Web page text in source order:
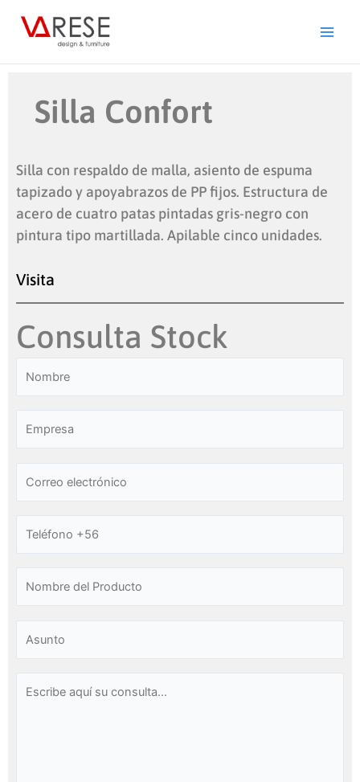
Silla Confort
Silla con respaldo de malla, asiento de espuma
tapizado y apoyabrazos de PP fijos. Estructura de
acero de cuatro patas pintadas gris-negro con
pintura tipo martillada. Apilable cinco unidades.
Visita
Consulta Stock